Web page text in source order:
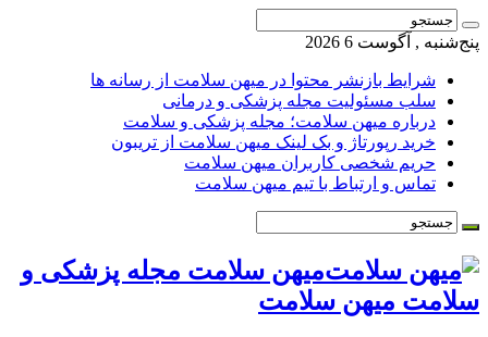
پنج‌شنبه , آگوست 6 2026
شرایط بازنشر محتوا در میهن سلامت از رسانه ها
سلب مسئولیت مجله پزشکی و درمانی
درباره میهن سلامت؛ مجله پزشکی و سلامت
خرید رپورتاژ و بک لینک میهن سلامت از تریبون
حریم شخصی کاربران میهن سلامت
تماس و ارتباط با تیم میهن سلامت
میهن سلامت مجله پزشکی و
سلامت میهن سلامت